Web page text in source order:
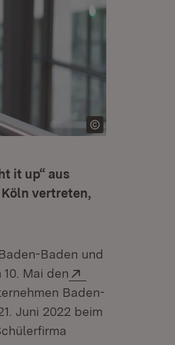
it up“ aus
vertreten,
Baden und
Mai den
Baden-
Juni 2022 beim